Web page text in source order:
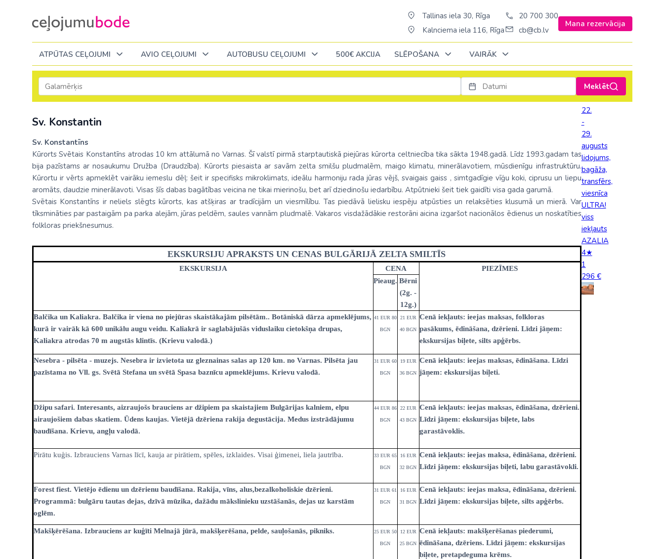
Tallinas iela 30, Rīga
Kalnciema iela 116, Rīga
20 700 300
cb@cb.lv
Mana rezervācija
ATPŪTAS CEĻOJUMI
Tuvākajā laikā Septembrī Oktobrī Novembrī Decembrī Janvārī
Eiropa
Albānija
Bulgārija
Grieķija: Korfu
Grieķija: Krēta
Grieķija: Peloponesa
Itālija: Sicīlija
Madeira
No Kauņas: Turcija
No Palangas: Turcija
No Viļņas: Krēta
No Viļņas: Turcija
Spānija: Malaga
TURCIJA
Turcija PREMIUM
Turcija: Bodruma
ĒĢIPTE: Šarm el Šeiha
Kenija /c. Stambulu/
Maurīcija (pārsēš. Stambulā)
No Palangas: Šarm el Šeiha
No Viļņas: Šarm el Šeiha
Šrilanka /pārsēš. Stambulā/
Taizeme (pārsēš. Stambulā)
Vjetnama (pārsēš. Stambulā)
AVIO CEĻOJUMI
Visi ceļojumi Septembrī Oktobrī Novembrī Decembrī Janvārī
Eiropa
Albānija
Armēnija
Bosnija un Hercegovina
Bulgārija
Čehija
Horvātija
Itālija
Kipra
Lielbritānija
Malta
Melnkalne
Moldova
Portugāle
Spānija
Turcija
Vācija
Dienvidāfrikas republika
Ēģipte
Etiopija
Kaboverde
Maroka
Tanzānija
Austrālija
Austrija
Azerbaidžāna
Butāna
Filipīnas
Indija
Indonēzija
Japāna
Jaunzēlande
Jordānija
Kambodža
Ķīna
Kirgizstāna
Malaizija
Nepāla
Omāna
Saūda Arābija
Singapūra
Šrilanka
ASV
Brazīlija
Dominikānas republika
Kanāda
Panama
AUTOBUSU CEĻOJUMI
Visi ceļojumi Septembrī Oktobrī Novembrī Decembrī Janvārī
Bulgārija Itālija Polija Turcija
Čehija Latvija Portugāle Ungārija
Francija Lietuva Slovākija Vācija
Grieķija Melnkalne Somija Zviedrija
500€ AKCIJA SLĒPOŠANA
Itālija
Slēpošana Itālijā
Slēpošana Itālijā no Viļņas
Slēpošana Červīnijā (Matterhorn)
VAIRĀK
Degvielas piemaksa 2026
Atsauksmes
Vakances
Dāvanu kartes
Blogs
Palīdzība ārkārtas situācijās
BALTA ceļojumu apdrošināšana
Meklēt
Sv. Konstantin
Sv. Konstantīns
Kūrorts Svētais Konstantīns atrodas 10 km attālumā no Varnas. Šī valstī pirmā starptautiskā piejūras kūrorta celtniecība tika sākta 1948.gadā. Līdz 1993.gadam tas
bija pazīstams ar nosaukumu Družba (Draudzība). Kūrorts piesaista ar savām zelta smilšu pludmalēm, maigo klimatu, minerālavotiem, mūsdienīgu infrastruktūru.
Kūrortu ir vērts apmeklēt vairāku iemeslu dēļ: šeit ir specifisks mikroklimats, ideālu harmoniju rada jūras vējš, svaigais gaiss , simtgadīgie vīģu koki, ciprusu un liepu
aromāts, daudzie minerālavoti. Visas šīs dabas bagātības veicina ne tikai mierinošu, bet arī dziedinošu iedarbību. Atpūtnieki šeit tiek gaidīti visa gada garumā.
Svētais Konstantīns ir neliels slēgts kūrorts, kas atšķiras ar tradīcijām un viesmīlību. Tas piedāvā lielisku iespēju atpūsties un relaksēties klusumā un mierā. Var
tīksmināties par pastaigām pa parka alejām, jūras peldēm, saules vannām pludmalē. Vakaros visdažādākie restorāni aicina izgaršot nacionālos ēdienus un noskatīties
folkloras priekšnesumus.
EKSKURSIJU APRAKSTS UN CENAS BULGĀRIJĀ ZELTA SMILTĪS
EKSKURSIJA CENA
PIEZĪMES
Pieaug. Bērni
(2g. -
12g.)
Balčika un Kaliakra. Balčika ir viena no piejūras skaistākajām pilsētām.. Botāniskā dārza apmeklējums,
kurā ir vairāk kā 600 unikālu augu veidu. Kaliakrā ir saglabājušās viduslaiku cietokšņa drupas,
Kaliakra atrodas 70 m augstās klintīs. (Krievu valodā.)
41 EUR 80
BGN
21 EUR
40 BGN
Cenā iekļauts: ieejas maksas, folkloras
pasākums, ēdināšana, dzērieni. Līdzi jāņem:
ekskursijas biļete, silts apģērbs.
Nesebra - pilsēta - muzejs. Nesebra ir izvietota uz gleznainas salas ap 120 km. no Varnas. Pilsēta jau
pazīstama no Vll. gs. Svētā Stefana un svētā Spasa baznīcu apmeklējums. Krievu valodā.
31 EUR 60
BGN
19 EUR
36 BGN
Cenā iekļauts: ieejas maksas, ēdināšana. Līdzi
jāņem: ekskursijas biļeti.
Džipu safari. Interesants, aizraujošs brauciens ar džipiem pa skaistajiem Bulgārijas kalniem, elpu
airaujošiem dabas skatiem. Ūdens kaujas. Vietējā dzēriena rakija degustācija. Medus izstrādājumu
baudīšana. Krievu, angļu valodā.
44 EUR 86
BGN
22 EUR
43 BGN
Cenā iekļauts: ieejas maksas, ēdināšana, dzērieni.
Līdzi jāņem: ekskursijas biļete, labs
garastāvoklis.
Pirātu kuģis. Izbrauciens Varnas līcī, kauja ar pirātiem, spēles, izklaides. Visai ģimenei, liela jautrība. 33 EUR 65
BGN
16 EUR
32 BGN
Cenā iekļauts: ieejas maksa, ēdināšana, dzērieni.
Līdzi jāņem: ekskursijas biļeti, labu garastāvokli.
Forest fiest. Vietējo ēdienu un dzērienu baudīšana. Rakija, vīns, alus,bezalkoholiskie dzērieni.
Programmā: bulgāru tautas dejas, dzīvā mūzika, dažādu mākslinieku uzstāšanās, dejas uz karstām
oglēm.
31 EUR 61
BGN
16 EUR
31 BGN
Cenā iekļauts: ieejas maksa, ēdināšana, dzērieni.
Līdzi jāņem: ekskursijas biļete, silts apģērbs.
Makšķērēšana. Izbrauciens ar kuģīti Melnajā jūrā, makšķerēšana, pelde, sauļošanās, pikniks. 25 EUR 50
BGN
12 EUR
25 BGN
Cenā iekļauts: makšķerēšanas piederumi,
ēdināšana, dzēriens. Līdzi jāņem: ekskursijas
biļete, pretapdeguma krēms.
22.
-
29.
augusts
lidojums,
bagāža,
transfērs,
viesnīca
ULTRA!
viss
iekļauts
AZALIA
4★
1
296 €